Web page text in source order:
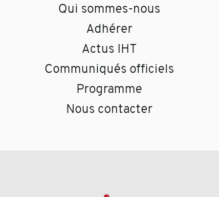
Qui sommes-nous
Adhérer
Actus IHT
Communiqués officiels
Programme
Nous contacter